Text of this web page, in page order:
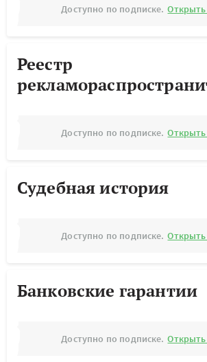
Доступно по подписке.
Реестр
Доступно по подписке.
Судебная история
Доступно по подписке.
Банковские гарантии
Доступно по подписке.